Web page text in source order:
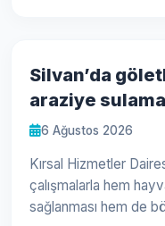
Silvan’da
araziye
6 Ağustos 2026
Kırsal Hizmetler
çalışmalarla hem
sağlanması hem de